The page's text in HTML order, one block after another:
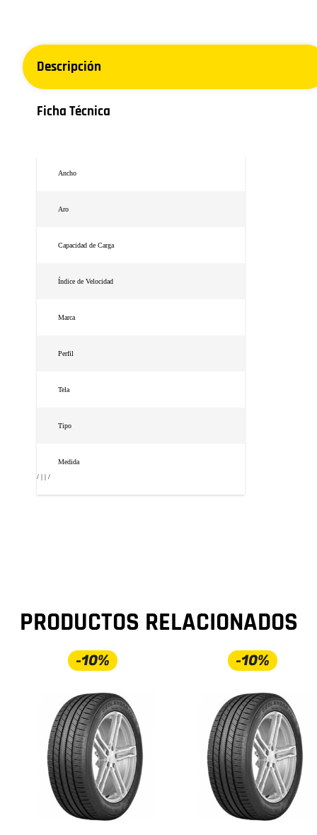
Descripción
Ficha Técnica
Ancho
Aro
Capacidad de Carga
Índice de Velocidad
Marca
Perfil
Tela
Tipo
Medida
/ | | /
PRODUCTOS RELACIONADOS
-10% -10%